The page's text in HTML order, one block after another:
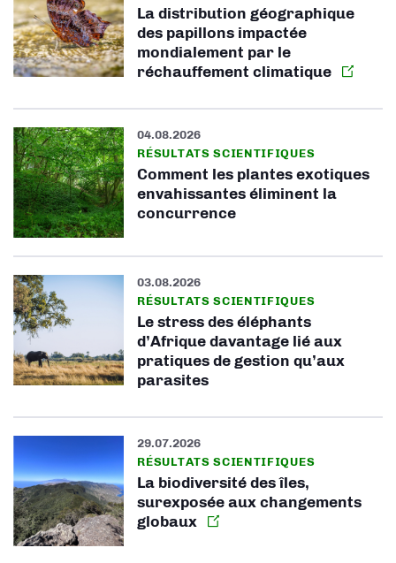
La distribution géographique
des papillons impactée
mondialement par le
réchauffement climatique
04.08.2026
RÉSULTATS SCIENTIFIQUES
Comment les plantes exotiques
envahissantes éliminent la
concurrence
03.08.2026
RÉSULTATS SCIENTIFIQUES
Le stress des éléphants
d’Afrique davantage lié aux
pratiques de gestion qu’aux
parasites
29.07.2026
RÉSULTATS SCIENTIFIQUES
La biodiversité des îles,
surexposée aux changements
globaux